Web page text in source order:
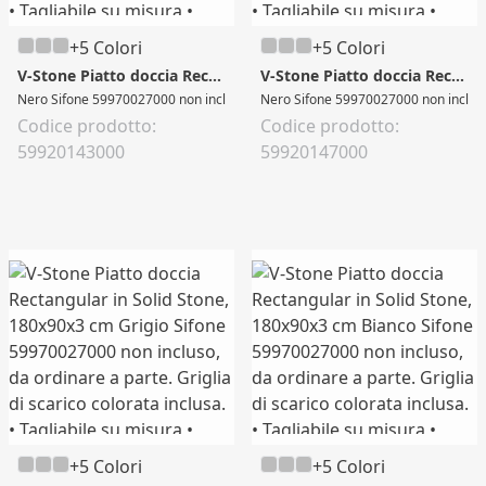
+5 Colori
V-Stone Piatto doccia Rectangular in Solid Stone, 170x90x3 cm
Nero Sifone 59970027000 non incluso, da ordinare a parte. Griglia di
Codice prodotto:
59920143000
+5 Colori
V-Stone Piatto doccia Rectangular in Solid Stone, 180x80x3 cm
Nero Sifone 59970027000 non
Codice prodotto:
59920147000
+5 Colori +5 Colori